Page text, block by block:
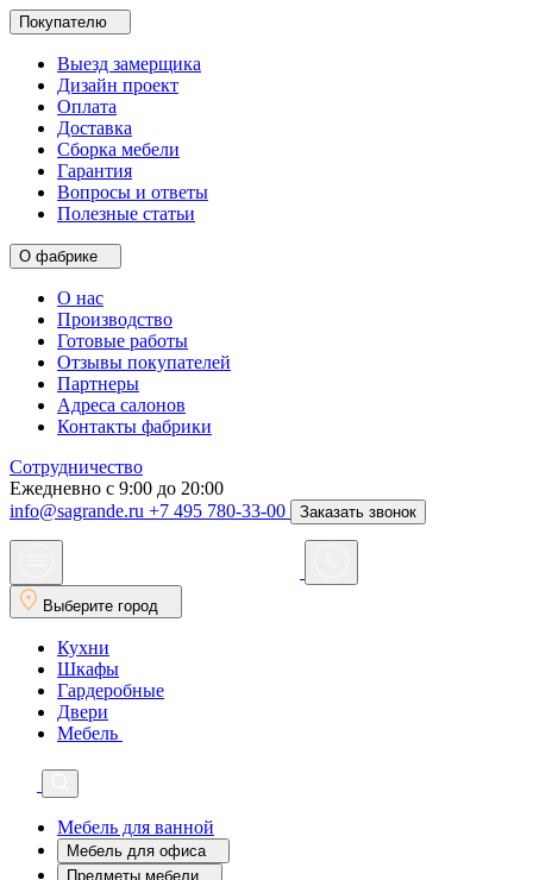
Покупателю
Выезд замерщика
Дизайн проект
Оплата
Доставка
Сборка мебели
Гарантия
Вопросы и ответы
Полезные статьи
О фабрике
О нас
Производство
Готовые работы
Отзывы покупателей
Партнеры
Адреса салонов
Контакты фабрики
Сотрудничество
Ежедневно с 9:00 до 20:00
info@sagrande.ru +7 495 780-33-00 Заказать звонок
Выберите город
Кухни
Шкафы
Гардеробные
Двери
Мебель
Мебель для ванной
Мебель для офиса
Предметы мебели